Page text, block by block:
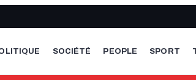
SOCIÉTÉ PEOPLE SPORT